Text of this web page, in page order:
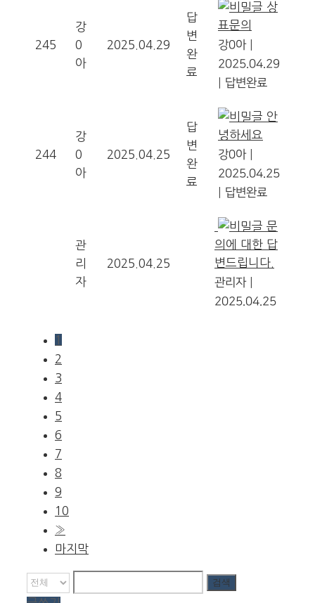
245
강
0
아
2025.04.29
답
변
완
료
상
표문의
강0아
2025.04.29
답변완료
244
강
0
아
2025.04.25
답
변
완
료
안
녕하세요
강0아
2025.04.25
답변완료
관
리
자
2025.04.25
문
의에 대한 답
변드립니다.
관리자
2025.04.25
1
2
3
4
5
6
7
8
9
10
»
마지막
검색